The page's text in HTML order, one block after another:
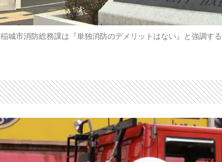
稲城市消防総務課は『単独消防のデメリットはない』と強調する